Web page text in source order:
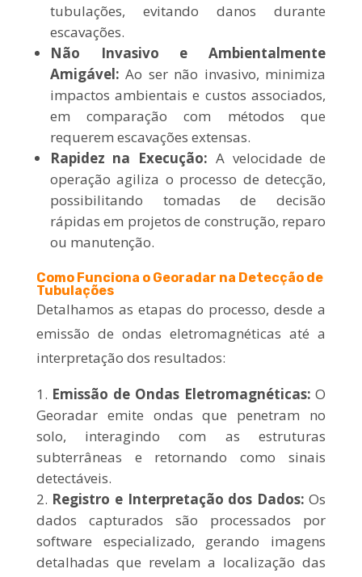
tubulações, evitando danos durante
escavações.
Não Invasivo e Ambientalmente
Amigável: Ao ser não invasivo, minimiza
impactos ambientais e custos associados,
em comparação com métodos que
requerem escavações extensas.
Rapidez na Execução: A velocidade de
operação agiliza o processo de detecção,
possibilitando tomadas de decisão
rápidas em projetos de construção, reparo
ou manutenção.
Como Funciona o Georadar na Detecção de
Tubulações
Detalhamos as etapas do processo, desde a
emissão de ondas eletromagnéticas até a
interpretação dos resultados:
Emissão de Ondas Eletromagnéticas: O
Georadar emite ondas que penetram no
solo, interagindo com as estruturas
subterrâneas e retornando como sinais
detectáveis.
Registro e Interpretação dos Dados: Os
dados capturados são processados por
software especializado, gerando imagens
detalhadas que revelam a localização das